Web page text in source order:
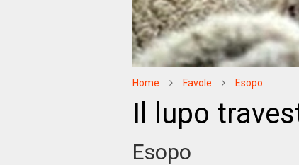
Home Favole Esopo
Il lupo
Esopo